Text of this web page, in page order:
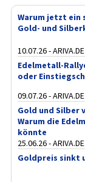
Warum jetzt
Gold- und
10.07.26 -
Edelmetall-
oder
09.07.26 -
Gold und Silber
Warum die
könnte
25.06.26 -
Goldpreis sinkt